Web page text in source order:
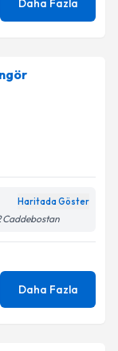
Daha Fazla
Daha Fazla